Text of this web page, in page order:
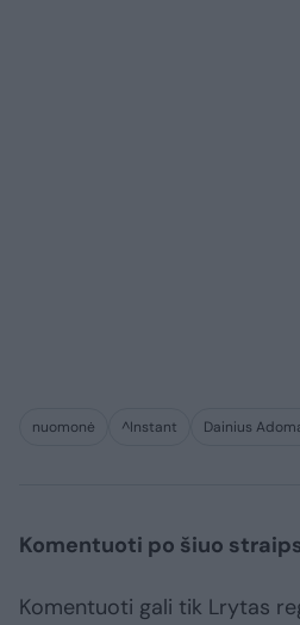
nuomonė ^Instant Dainius
Komentuoti po šiuo
Komentuoti gali tik Lrytas